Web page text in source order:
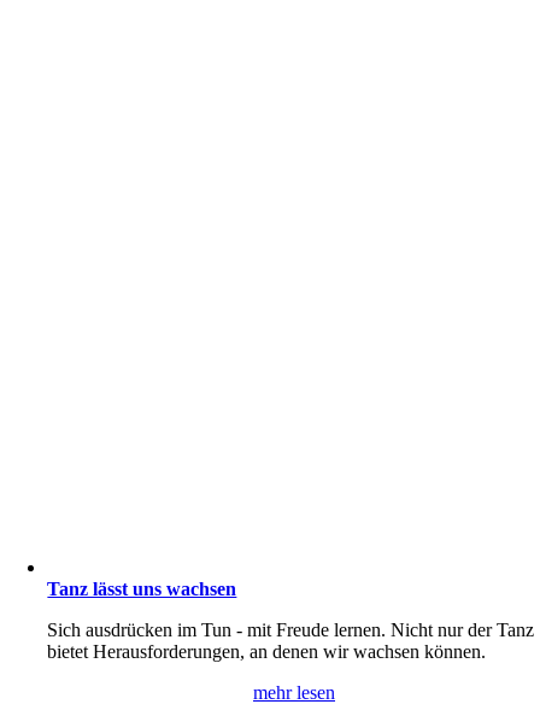
Tanz lässt uns wachsen
Sich ausdrücken im Tun - mit Freude lernen. Nicht nur der Tanz
bietet Herausforderungen, an denen wir wachsen können.
mehr lesen